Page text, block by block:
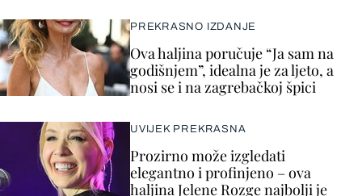
PREKRASNO IZDANJE
Ova haljina poručuje “Ja sam na
godišnjem”, idealna je za ljeto, a
nosi se i na zagrebačkoj špici
UVIJEK PREKRASNA
Prozirno može izgledati
elegantno i profinjeno – ova
haljina Jelene Rozge najbolji je